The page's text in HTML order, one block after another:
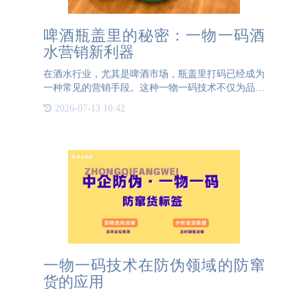
啤酒瓶盖里的秘密：一物一码酒
水营销新利器
在酒水行业，尤其是啤酒市场，瓶盖里打码已经成为
一种常见的营销手段。这种一物一码技术不仅为品牌
体验。那么，瓶盖里的一物一码到底有什么作用呢？
2026-07-13 10:42
一物一码技术在防伪领域的防窜
货的应用